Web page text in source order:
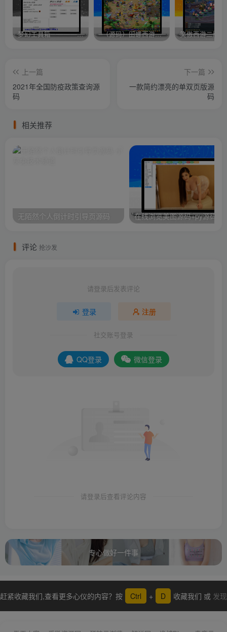
梦幻工具箱————-免费 –（源码）田螺西游9.0 假人摆摊18门派飞升渡劫化圣助战最新BB谛听…. 笑傲西游二版-
上一篇
2021年全国防疫政策查询源
码
下一篇
一款简约漂亮的单双页版源
码
相关推荐
无陌然个人倒计时引导页源码 在线浏览美图源码+py源码
评论 抢沙发
请登录后发表评论
登录 注册
社交账号登录
QQ登录 微信登录
请登录后查看评论内容
专心做好一件事
赶紧收藏我们,查看更多心仪的内容？按 Ctrl + D 收藏我们 或 发现